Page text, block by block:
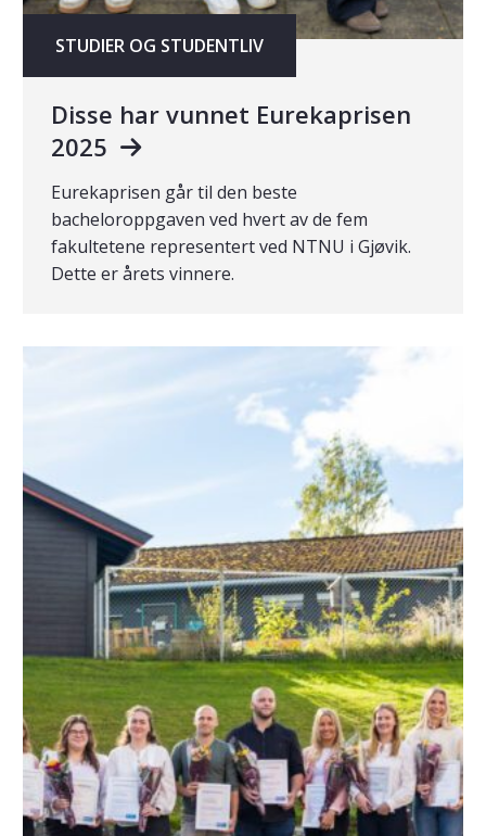
STUDIER OG STUDENTLIV
Disse har vunnet Eurekaprisen
2025
Eurekaprisen går til den beste
bacheloroppgaven ved hvert av de fem
fakultetene representert ved NTNU i Gjøvik.
Dette er årets vinnere.